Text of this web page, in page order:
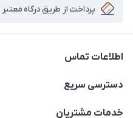
پرداخت از طریق درگاه معتبر
اطلاعات تماس
09141934659
دسترسی سریع
حساب کاربری
خدمات مشتریان